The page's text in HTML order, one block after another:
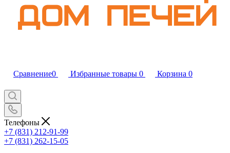
Сравнение0 Избранные товары 0 Корзина 0
Телефоны
+7 (831) 212-91-99
+7 (831) 262-15-05